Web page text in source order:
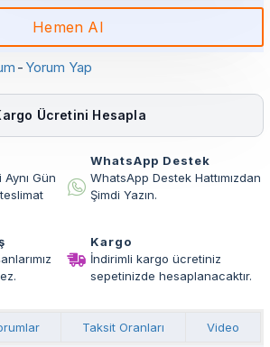
- Yorum Yap
Hemen Al
Ücretini Hesapla
Gün
WhatsApp Destek
WhatsApp Destek Hattımızdan
Şimdi Yazın.
Kargo
İndirimli kargo ücretiniz
sepetinizde hesaplanacaktır.
Taksit Oranları Video